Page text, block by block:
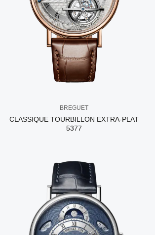
BREGUET
CLASSIQUE TOURBILLON EXTRA-PLAT
5377